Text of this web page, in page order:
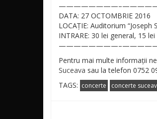
————————–
DATA: 27 OCTOMBRIE 2016
LOCAȚIE: Auditorium “Joseph
INTRARE: 30 lei general, 15
————————–
Pentru mai multe informații
Suceava sau la telefon 0752
TAGS: concerte concerte